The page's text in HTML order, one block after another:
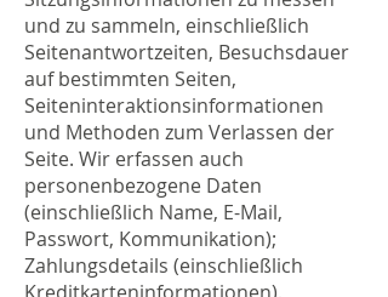
und zu sammeln, einschließlich
Seitenantwortzeiten, Besuchsdauer
auf bestimmten Seiten,
Seiteninteraktionsinformationen
und Methoden zum Verlassen der
Seite. Wir erfassen auch
personenbezogene Daten
(einschließlich Name, E-Mail,
Passwort, Kommunikation);
Zahlungsdetails (einschließlich